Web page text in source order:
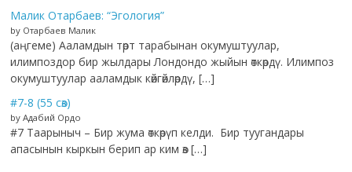
Малик Отарбаев: “Эгология”
by Отарбаев Малик
(аңгеме) Ааламдын төрт тарабынан окумуштуулар,
илимпоздор бир жылдары Лондондо жыйын өткөрдү. Илимпоз
окумуштуулар ааламдык көйгөйлөрдү, […]
#7-8 (55 сөз)
by Адабий Ордо
#7 Таарыныч – Бир жума өткөрүп келди. Бир туугандары
апасынын кыркын берип ар ким өз […]